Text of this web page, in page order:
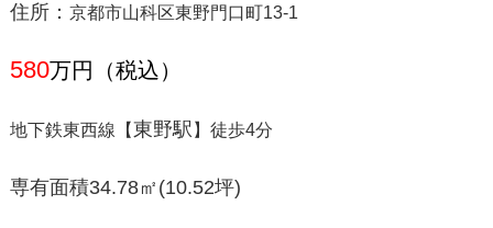
住所： 京都市山科区東野門口町13-1
580万円（税込）
地下鉄東西線【東野駅 】徒歩4分
専有面積34.78㎡(10.52坪)